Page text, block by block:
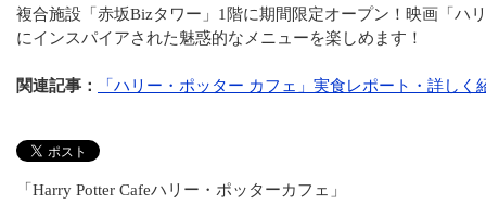
複合施設「赤坂Bizタワー」1階に期間限定オープン！映画「ハ
にインスパイアされた魅惑的なメニューを楽しめます！
関連記事： 「ハリー・ポッター カフェ」実食レポート・詳しく
「Harry Potter Cafeハリー・ポッターカフェ」